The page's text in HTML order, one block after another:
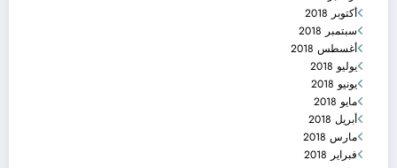
أكتوبر 2018
سبتمبر 2018
أغسطس 2018
يوليو 2018
يونيو 2018
مايو 2018
أبريل 2018
مارس 2018
فبراير 2018